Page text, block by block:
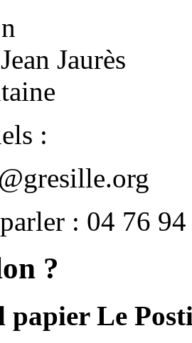
Jaurès
:
: 04 76
?
papier Le